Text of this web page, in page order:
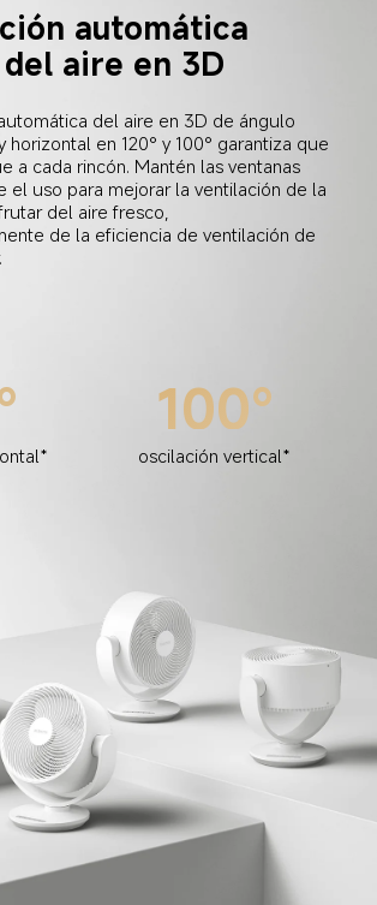
automática
aire en 3D
del aire en 3D de ángulo
horizontal en 120° y 100° garantiza que
a cada rincón. Mantén las ventanas
el uso para mejorar la ventilación de la
del aire fresco,
de la eficiencia de ventilación de
100°
oscilación vertical*